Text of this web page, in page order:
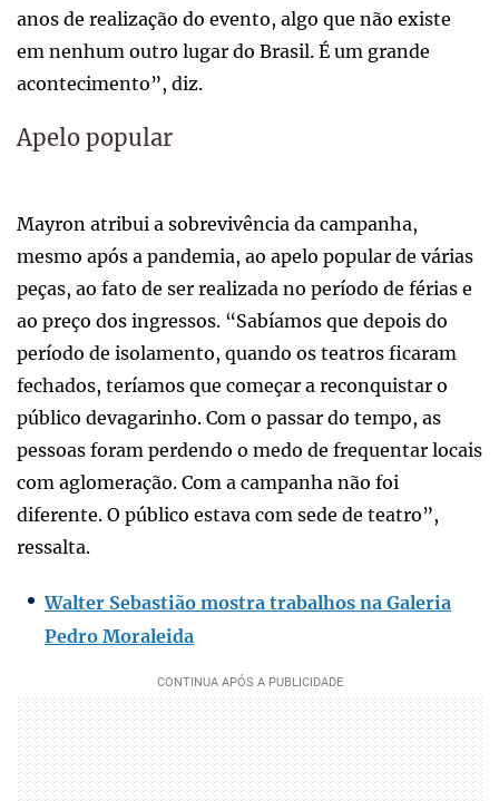
anos de realização do evento, algo que não existe
em nenhum outro lugar do Brasil. É um grande
acontecimento”, diz.
Apelo popular
Mayron atribui a sobrevivência da campanha,
mesmo após a pandemia, ao apelo popular de várias
peças, ao fato de ser realizada no período de férias e
ao preço dos ingressos. “Sabíamos que depois do
período de isolamento, quando os teatros ficaram
fechados, teríamos que começar a reconquistar o
público devagarinho. Com o passar do tempo, as
pessoas foram perdendo o medo de frequentar locais
com aglomeração. Com a campanha não foi
diferente. O público estava com sede de teatro”,
ressalta.
Walter Sebastião mostra trabalhos na Galeria
Pedro Moraleida